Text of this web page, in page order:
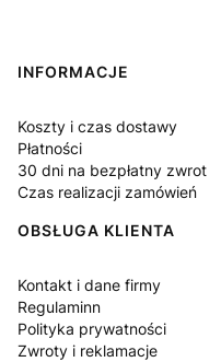
Linki w stopce
INFORMACJE
Koszty i czas dostawy
Płatności
30 dni na bezpłatny zwrot
Czas realizacji zamówień
OBSŁUGA KLIENTA
Kontakt i dane firmy
Regulaminn
Polityka prywatności
Zwroty i reklamacje